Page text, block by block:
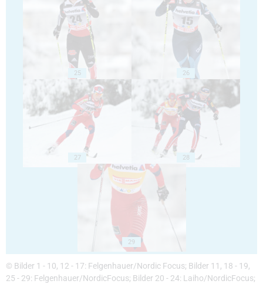
25 26
27 28
29
© Bilder 1 - 10, 12 - 17: Felgenhauer/Nordic Focus; Bilder 11, 18 - 19,
25 - 29: Felgenhauer/NordicFocus; Bilder 20 - 24: Laiho/NordicFocus;